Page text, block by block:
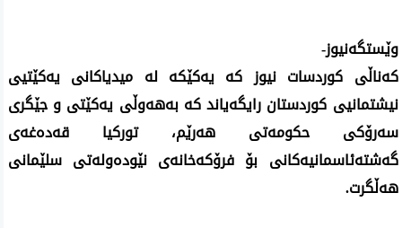
وێستگه‌نیوز-
كه‌ناڵی‌ كوردسات نیوز كه‌ یه‌كێكه‌ له‌ میدیاكانی‌ یه‌كێتیی
نیشتمانیی‌ كوردستان رایگه‌یاند كه‌ به‌هه‌وڵی‌ یەكێتی و جێگری‌
سه‌رۆكی‌ حكومه‌تی‌ هه‌رێم، توركیا قەدەغەی
گەشتەئاسمانیەكانی بۆ فرۆكەخانەی نێودەولەتی سلێمانی
هەڵگرت.